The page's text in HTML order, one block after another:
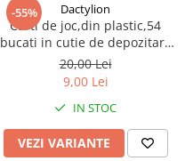
-55% Dactylion
Carti de joc,din plastic,54
bucati in cutie de depozitare
8.7x5.7 cm
20,00 Lei
9,00 Lei
IN STOC
VEZI VARIANTE